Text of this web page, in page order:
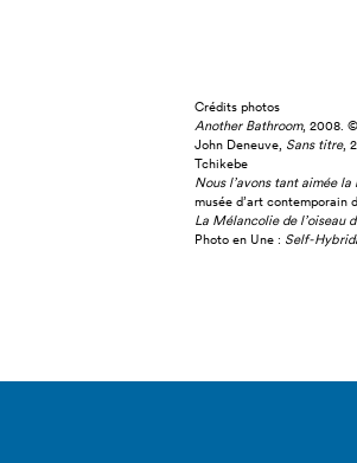
Crédits photos
Another Bathroom, 2008.
John Deneuve, Sans titre,
Tchikebe
Nous l’avons tant aimée
musée d’art contemporain
La Mélancolie de l’oiseau
Photo en Une : Self-